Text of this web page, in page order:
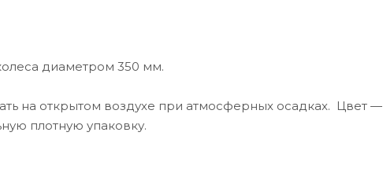
диаметром 350 мм.
на открытом воздухе при атмосферных осадках. Цвет —
плотную упаковку.